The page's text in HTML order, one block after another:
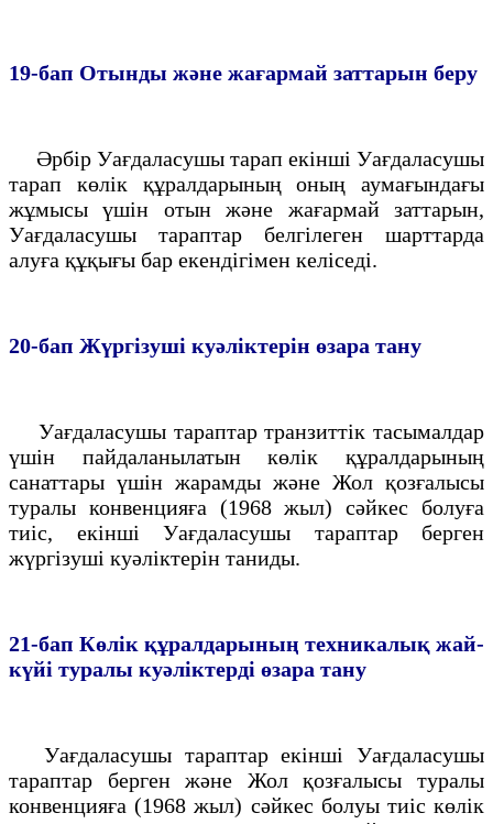
19-бап Отынды және жағармай заттарын беру
Әрбiр Уағдаласушы тарап екiнші Уағдаласушы
тарап көлiк құралдарының оның аумағындағы
жұмысы үшiн отын және жағармай заттарын,
Уағдаласушы тараптар белгiлеген шарттарда
алуға құқығы бар екендiгiмен келiседi.
20-бап Жүргiзушi куәлiктерiн өзара тану
Уағдаласушы тараптар транзиттiк тасымалдар
үшiн пайдаланылатын көлiк құралдарының
санаттары үшiн жарамды және Жол қозғалысы
туралы конвенцияға (1968 жыл) сәйкес болуға
тиiс, екiншi Уағдаласушы тараптар берген
жүргiзушi куәлiктерiн таниды.
21-бап Көлiк құралдарының техникалық жай-
күйi туралы куәлiктердi өзара тану
Уағдаласушы тараптар екiншi Уағдаласушы
тараптар берген және Жол қозғалысы туралы
конвенцияға (1968 жыл) сәйкес болуы тиiс көлiк